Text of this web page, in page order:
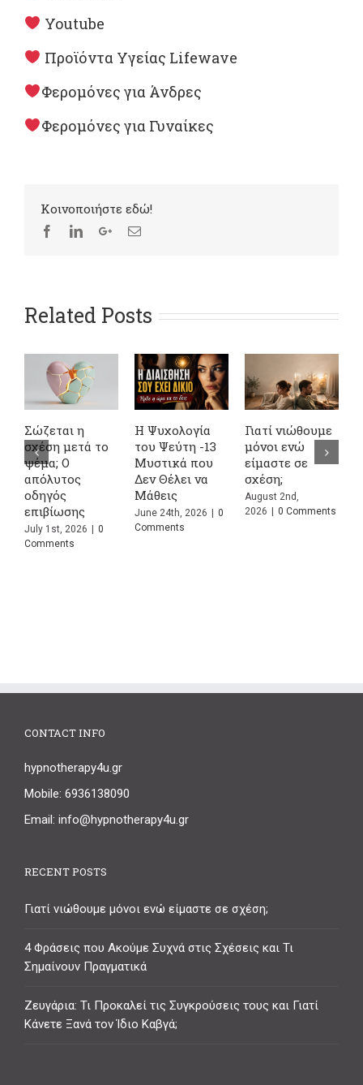
Youtube
Προϊόντα Υγείας Lifewave
Φερομόνες για Άνδρες
Φερομόνες για Γυναίκες
Kοινοποιήστε εδώ!
Related Posts
Σώζεται η
σχέση μετά το
ψέμα; Ο
απόλυτος
οδηγός
επιβίωσης
July 1st, 2026 | 0
Comments
Η Ψυχολογία
του Ψεύτη -13
Μυστικά που
Δεν Θέλει να
Μάθεις
June 24th, 2026 | 0
Comments
Γιατί νιώθουμε
μόνοι ενώ
είμαστε σε
σχέση;
August 2nd,
2026 | 0 Comments
CONTACT INFO
hypnotherapy4u.gr
Mobile: 6936138090
Email: info@hypnotherapy4u.gr
RECENT POSTS
Γιατί νιώθουμε μόνοι ενώ είμαστε σε σχέση;
4 Φράσεις που Ακούμε Συχνά στις Σχέσεις και Τι
Σημαίνουν Πραγματικά
Ζευγάρια: Τι Προκαλεί τις Συγκρούσεις τους και Γιατί
Κάνετε Ξανά τον Ίδιο Καβγά;